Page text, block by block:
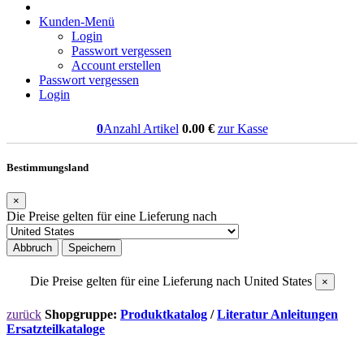
Kunden-Menü
Login
Passwort vergessen
Account erstellen
Passwort vergessen
Login
0Anzahl Artikel 0.00€ zur Kasse
Bestimmungsland
×
Die Preise gelten für eine Lieferung nach
Abbruch Speichern
Die Preise gelten für eine Lieferung nach United States ×
zurück Shopgruppe: Produktkatalog /Literatur Anleitungen
Ersatzteilkataloge